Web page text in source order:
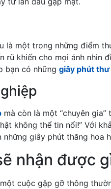
là một trong những điểm
rũ khiến cho mọi ánh nhìn
bạn có những giây phút
mà còn là một “chuyên
không thể tin nổi!” Với
giây phút thăng hoa
nhận được
cuộc gặp gỡ thông